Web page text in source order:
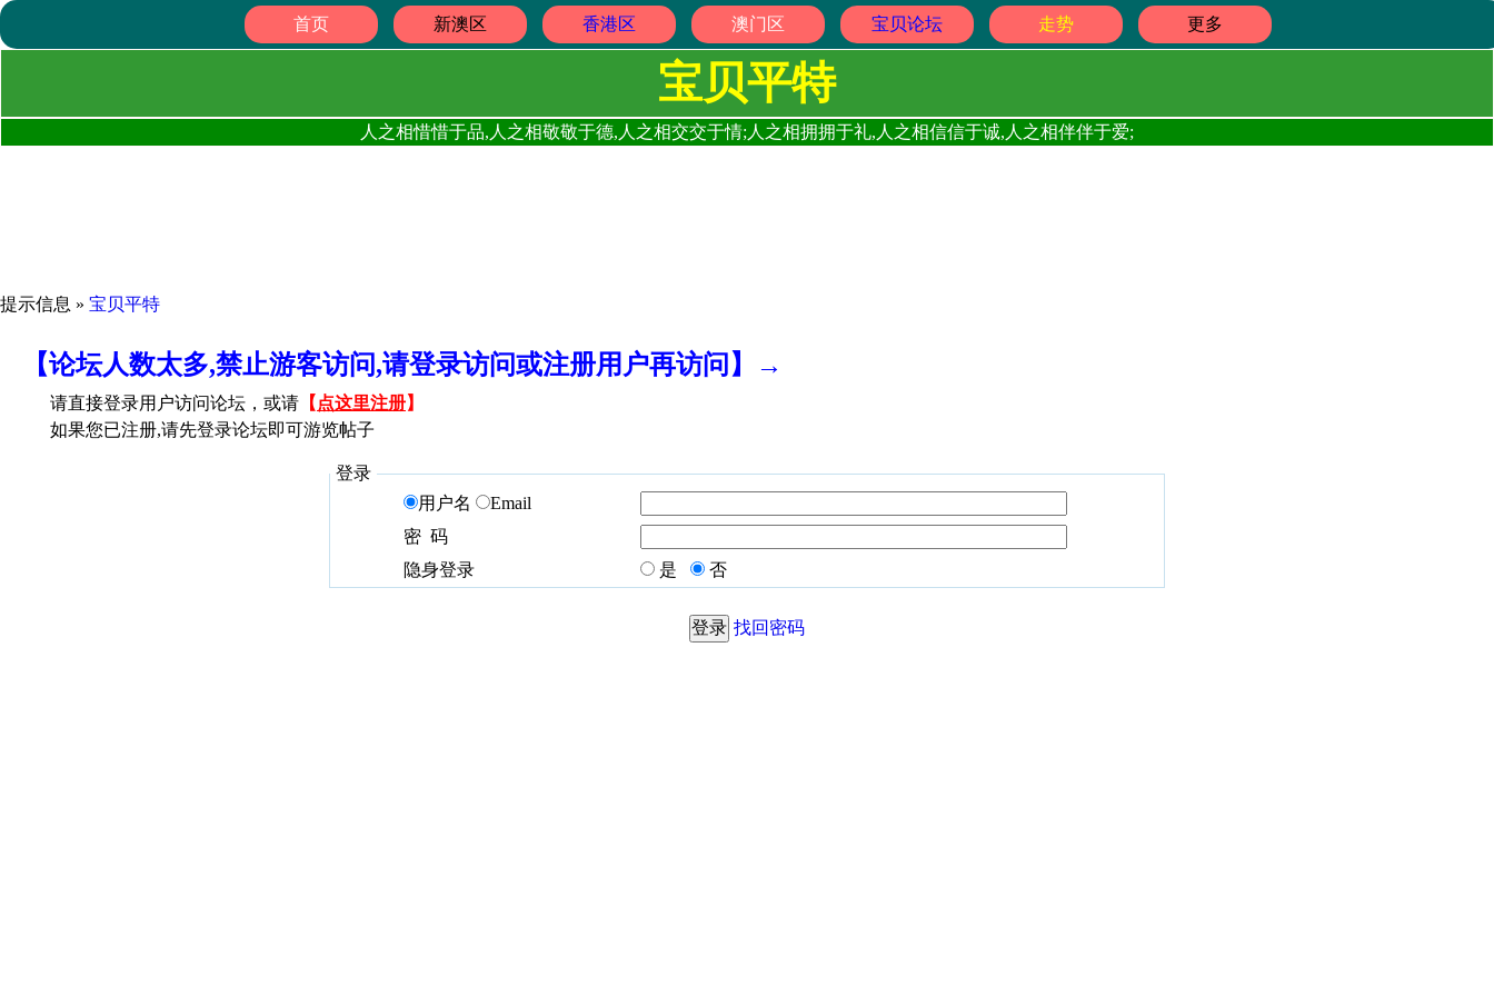
首页 新澳区 香港区 澳门区 宝贝论坛 走势 更多
宝贝平特
人之相惜惜于品,人之相敬敬于德,人之相交交于情;人之相拥拥于礼,人之相信信于诚,人之相伴伴于爱;
提示信息 » 宝贝平特
【论坛人数太多,禁止游客访问,请登录访问或注册用户再访问】→
请直接登录用户访问论坛，或请 【 点这里注册】
如果您已注册,请先登录论坛即可游览帖子
登录
用户名
Email
密 码
隐身登录
是 否
找回密码